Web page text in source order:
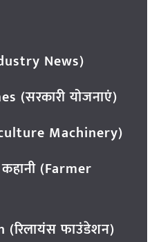
News)
(सरकारी योजनाएं)
Machinery)
(Farmer
फाउंडेशन)